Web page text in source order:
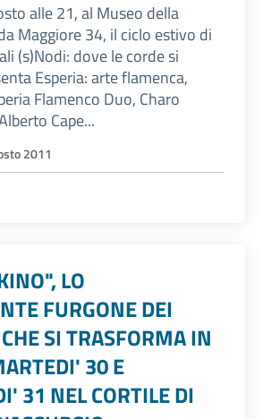
alle 21, al Museo della
Maggiore 34, il ciclo estivo di
(s)Nodi: dove le corde si
Esperia: arte flamenca,
Flamenco Duo, Charo
Cape...
2011
LO
FURGONE DEI
SI TRASFORMA IN
30 E
31 NEL CORTILE DI